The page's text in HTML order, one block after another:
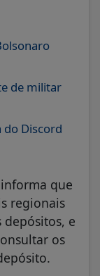
de militar
do Discord
que
regionais
e
os